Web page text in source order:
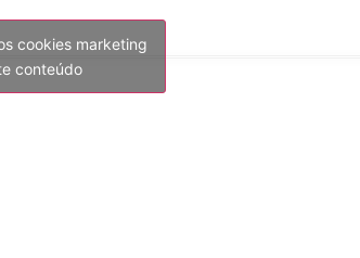
cookies marketing
conteúdo